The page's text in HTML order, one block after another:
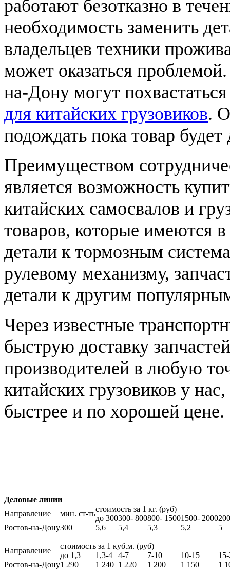
работают безотказно в
необходимость заменить
владельцев техники
может оказаться
на-Дону могут
для китайских грузовиков.
подождать пока товар
Преимуществом
является возможность
китайских самосвалов и
товаров, которые имеются
детали к тормозным
рулевому механизму,
детали к другим
Через известные
быструю доставку
производителей в любую
китайских грузовиков у
быстрее и по хорошей цене.
Деловые линии
Направление
мин. ст-ть
стоимость за 1 кг. (руб)
до 300300- 800800- 15001500- 2000
Ростов-на-Дону300 5,6 5,4 5,3 5,2 5
Направление
стоимость за 1 куб.м. (руб)
до 1,3
1,3-4 4-7 7-10 10-15
Ростов-на-Дону1 290 1 240 1 220 1 200 1 150 1